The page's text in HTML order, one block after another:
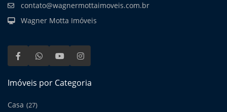
contato@wagnermottaimoveis.com.br
Wagner Motta Imóveis
Imóveis por Categoria
Casa (27)